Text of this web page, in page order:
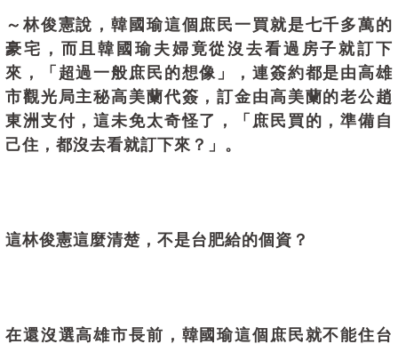
～林俊憲說，韓國瑜這個庶民一買就是七千多萬的
豪宅，而且韓國瑜夫婦竟從沒去看過房子就訂下
來，「超過一般庶民的想像」，連簽約都是由高雄
市觀光局主秘高美蘭代簽，訂金由高美蘭的老公趙
東洲支付，這未免太奇怪了，「庶民買的，準備自
己住，都沒去看就訂下來？」。
這林俊憲這麼清楚，不是台肥給的個資？
在還沒選高雄市長前，韓國瑜這個庶民就不能住台